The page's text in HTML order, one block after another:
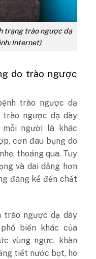
trạng trào ngược dạ
Internet)
do trào ngược
trào ngược dạ
ngược dạ dày
người là khác
cơn đau bụng do
thoáng qua. Tuy
và dai dẳng hơn
đáng kể đến chất
trào ngược dạ dày
biến khác của
vùng ngực, khàn
tiết nước bọt, ho